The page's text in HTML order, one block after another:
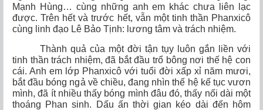
Mạnh Hùng… cùng những anh em khác chưa liên lạc
được. Trên hết và trước hết, vẫn một tinh thần Phanxicô
cùng linh đạo Lê Bảo Tịnh: lương tâm và trách nhiệm.
Thành quả của một đời tận tụy luôn gắn liền với
tinh thần trách nhiệm, đã bắt đầu trổ bông nơi thế hệ con
cái. Anh em lớp Phanxicô với tuổi đời xấp xỉ năm mươi,
bắt đầu bóng ngả về chiều, đang nhìn thế hệ kế tục vươn
mình, đã ít nhiều thấy bóng mình đâu đó, thấy nối dài một
thoáng Phan sinh. Dấu ấn thời gian kéo dài đến hôm